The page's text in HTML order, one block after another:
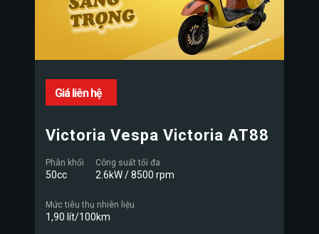
Giá liên hệ
Victoria Vespa Victoria AT88
Phân khối
50cc
Công suất tối đa
2.6kW / 8500 rpm
Mức tiêu thụ nhiên liệu
1,90 lít/100km